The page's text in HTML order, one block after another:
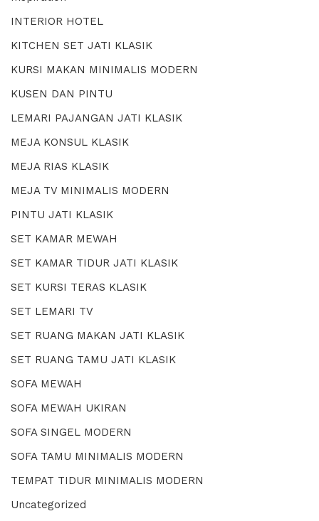
INTERIOR HOTEL
KITCHEN SET JATI KLASIK
KURSI MAKAN MINIMALIS MODERN
KUSEN DAN PINTU
LEMARI PAJANGAN JATI KLASIK
MEJA KONSUL KLASIK
MEJA RIAS KLASIK
MEJA TV MINIMALIS MODERN
PINTU JATI KLASIK
SET KAMAR MEWAH
SET KAMAR TIDUR JATI KLASIK
SET KURSI TERAS KLASIK
SET LEMARI TV
SET RUANG MAKAN JATI KLASIK
SET RUANG TAMU JATI KLASIK
SOFA MEWAH
SOFA MEWAH UKIRAN
SOFA SINGEL MODERN
SOFA TAMU MINIMALIS MODERN
TEMPAT TIDUR MINIMALIS MODERN
Uncategorized